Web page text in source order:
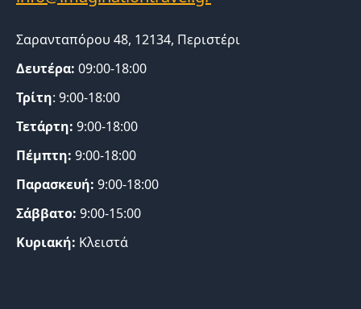
Σαρανταπόρου 48, 12134, Περιστέρι
Δευτέρα: 09:00-18:00
Τρίτη: 9:00-18:00
Τετάρτη: 9:00-18:00
Πέμπτη: 9:00-18:00
Παρασκευή: 9:00-18:00
Σάββατο: 9:00-15:00
Κυριακή: Κλειστά